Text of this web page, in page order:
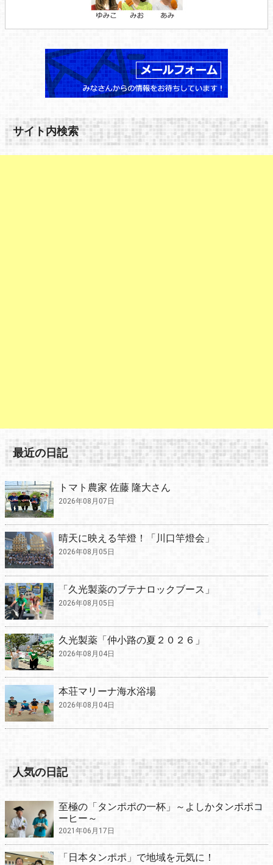
サイト内検索
最近の日記
トマト農家 佐藤 隆大さん
2026年08月07日
晴天に映える竿燈！「川口竿燈会」
2026年08月05日
「久光製薬のブテナロックブース」
2026年08月05日
久光製薬「仲小路の夏２０２６」
2026年08月04日
本荘マリーナ海水浴場
2026年08月04日
人気の日記
至極の「タンポポの一杯」～よしかタンポポコ
ーヒー～
2021年06月17日
「日本タンポポ」で地域を元気に！